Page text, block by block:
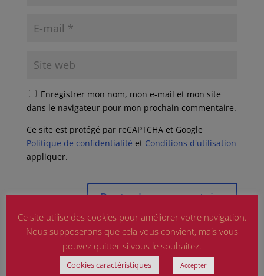
Enregistrer mon nom, mon e-mail et mon site
dans le navigateur pour mon prochain commentaire.
Ce site est protégé par reCAPTCHA et Google
Politique de confidentialité et Conditions d'utilisation
appliquer.
Ce site utilise des cookies pour améliorer votre navigation.
Nous supposerons que cela vous convient, mais vous
pouvez quitter si vous le souhaitez.
Cookies caractéristiques Accepter